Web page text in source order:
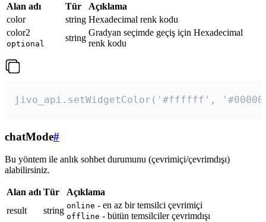
Alan adı Tür
Açıklama
color
string Hexadecimal renk kodu
color2
optional
string
Gradyan seçimde geçiş için Hexadecimal
renk kodu
jivo_api.setWidgetColor('#ffffff',
chatMode#
Bu yöntem ile anlık sohbet durumunu (çevrimiçi/çevrimdışı)
alabilirsiniz.
Alan adı Tür
Açıklama
result
string online - en az bir temsilci çevrimiçi
offline - bütün temsilciler çevrimdışı